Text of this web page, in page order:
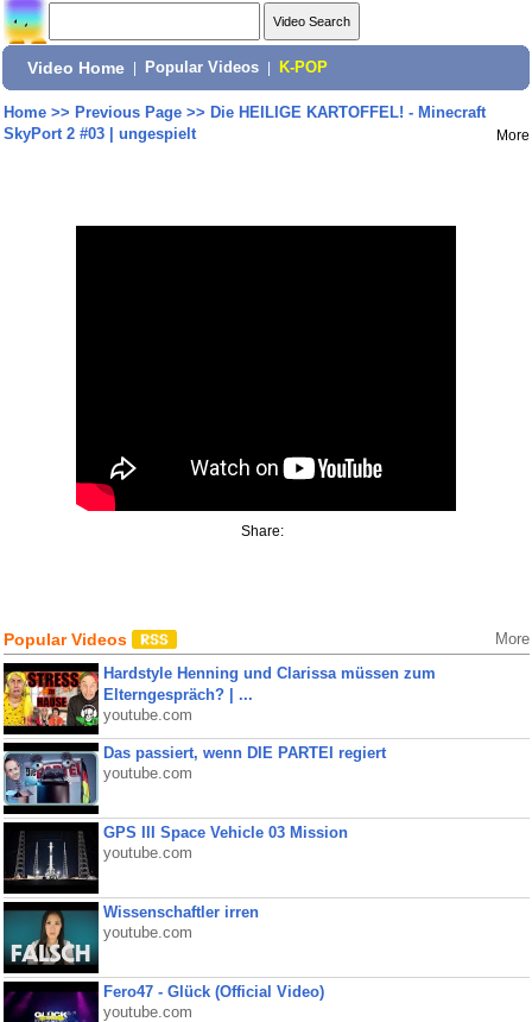
Video Home Popular Videos K-POP
Home>> Previous Page>> Die HEILIGE KARTOFFEL! - Minecraft
SkyPort 2 #03 | ungespielt
More
Share:
Popular Videos More
Hardstyle Henning und Clarissa müssen zum
Elterngespräch? | ...
youtube.com
Das passiert, wenn DIE PARTEI regiert
youtube.com
GPS III Space Vehicle 03 Mission
youtube.com
Wissenschaftler irren
youtube.com
Fero47 - Glück (Official Video)
youtube.com